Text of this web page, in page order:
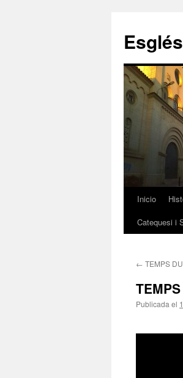
contenido
Inicio
Catequesi i
← TEMPS
Publicada el